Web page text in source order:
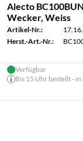
Alecto
Wecker, Weiss
Artikel-Nr.:
Herst.-Art.-Nr.:
Verfügbar
Bis 15 Uhr bestellt - in